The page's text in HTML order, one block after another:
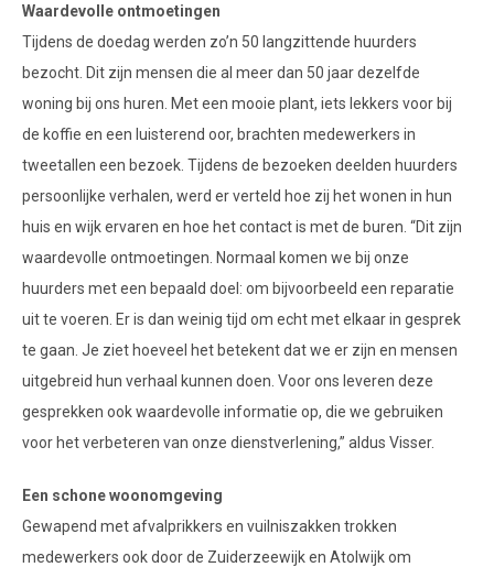
Waardevolle ontmoetingen
Tijdens de doedag werden zo’n 50 langzittende huurders
bezocht. Dit zijn mensen die al meer dan 50 jaar dezelfde
woning bij ons huren. Met een mooie plant, iets lekkers voor bij
de koffie en een luisterend oor, brachten medewerkers in
tweetallen een bezoek. Tijdens de bezoeken deelden huurders
persoonlijke verhalen, werd er verteld hoe zij het wonen in hun
huis en wijk ervaren en hoe het contact is met de buren. “Dit zijn
waardevolle ontmoetingen. Normaal komen we bij onze
huurders met een bepaald doel: om bijvoorbeeld een reparatie
uit te voeren. Er is dan weinig tijd om echt met elkaar in gesprek
te gaan. Je ziet hoeveel het betekent dat we er zijn en mensen
uitgebreid hun verhaal kunnen doen. Voor ons leveren deze
gesprekken ook waardevolle informatie op, die we gebruiken
voor het verbeteren van onze dienstverlening,” aldus Visser.
Een schone woonomgeving
Gewapend met afvalprikkers en vuilniszakken trokken
medewerkers ook door de Zuiderzeewijk en Atolwijk om